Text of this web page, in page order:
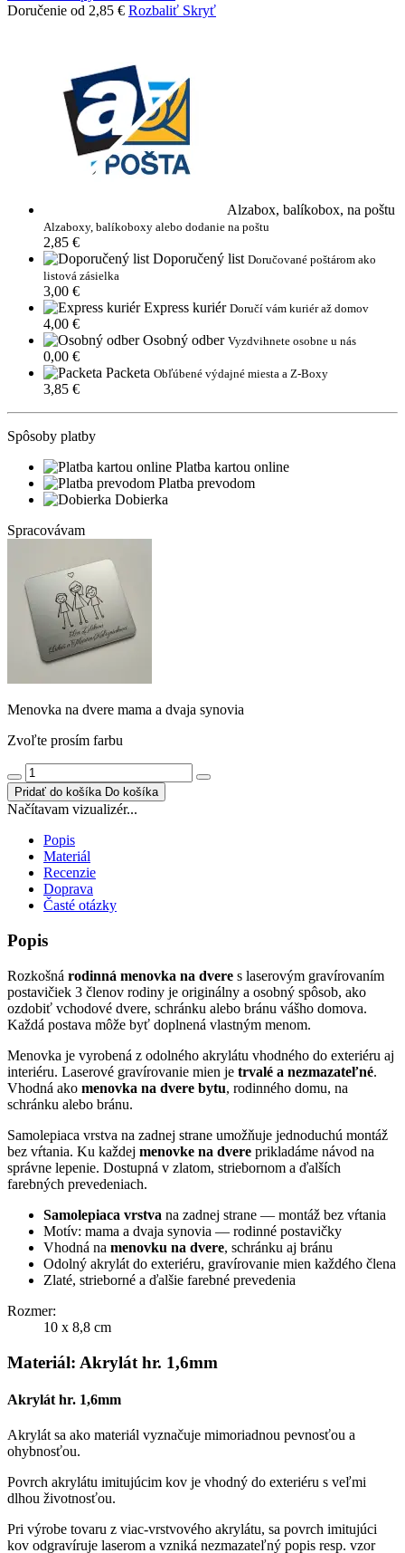
Doručenie od 2,85 € Rozbaliť Skryť
Alzabox, balíkobox, na poštu
Alzaboxy, balíkoboxy alebo dodanie na poštu
2,85 €
Doporučený list Doručované poštárom ako
listová zásielka
3,00 €
Express kuriér Doručí vám kuriér až domov
4,00 €
Osobný odber Vyzdvihnete osobne u nás
0,00 €
Packeta Obľúbené výdajné miesta a Z-Boxy
3,85 €
Spôsoby platby
Platba kartou online
Platba prevodom
Dobierka
Spracovávam
Menovka na dvere mama a dvaja synovia
Zvoľte prosím farbu
Pridať do košíka Do košíka
Načítavam vizualizér...
Popis
Materiál
Recenzie
Doprava
Časté otázky
Popis
Rozkošná rodinná menovka na dvere s laserovým gravírovaním
postavičiek 3 členov rodiny je originálny a osobný spôsob, ako
ozdobiť vchodové dvere, schránku alebo bránu vášho domova.
Každá postava môže byť doplnená vlastným menom.
Menovka je vyrobená z odolného akrylátu vhodného do exteriéru aj
interiéru. Laserové gravírovanie mien je trvalé a nezmazateľné.
Vhodná ako menovka na dvere bytu, rodinného domu, na
schránku alebo bránu.
Samolepiaca vrstva na zadnej strane umožňuje jednoduchú montáž
bez vŕtania. Ku každej menovke na dvere prikladáme návod na
správne lepenie. Dostupná v zlatom, striebornom a ďalších
farebných prevedeniach.
Samolepiaca vrstva na zadnej strane — montáž bez vŕtania
Motív: mama a dvaja synovia — rodinné postavičky
Vhodná na menovku na dvere, schránku aj bránu
Odolný akrylát do exteriéru, gravírovanie mien každého člena
Zlaté, strieborné a ďalšie farebné prevedenia
Rozmer:
10 x 8,8 cm
Materiál: Akrylát hr. 1,6mm
Akrylát hr. 1,6mm
Akrylát sa ako materiál vyznačuje mimoriadnou pevnosťou a
ohybnosťou.
Povrch akrylátu imitujúcim kov je vhodný do exteriéru s veľmi
dlhou životnosťou.
Pri výrobe tovaru z viac-vrstvového akrylátu, sa povrch imitujúci
kov odgravíruje laserom a vzniká nezmazateľný popis resp. vzor